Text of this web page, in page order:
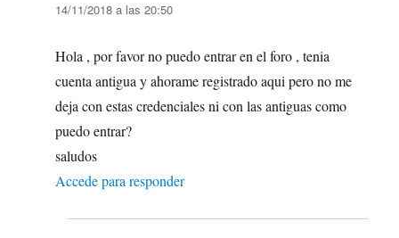
14/11/2018 a las 20:50
Hola , por favor no puedo entrar en el foro , tenia
cuenta antigua y ahorame registrado aqui pero no me
deja con estas credenciales ni con las antiguas como
puedo entrar?
saludos
Accede para responder